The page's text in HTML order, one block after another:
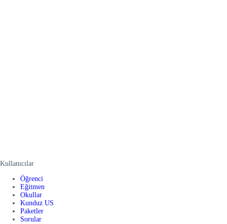
Kullanıcılar
Öğrenci
Eğitmen
Okullar
Kunduz US
Paketler
Sorular